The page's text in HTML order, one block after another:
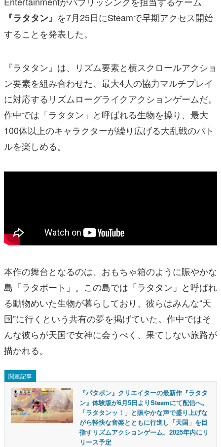
その他
電ファミニコゲーマーとは？
『ラタタン』 を7月25日にSteamで早期アクセス開始
することを発表した。
『ラタタン』は、リズム要素と横スクロールアクショ
ン要素を組み合わせた、最大4人の協力マルチプレイ
に対応するリズムローグライクアクションゲームだ。
作中では「ラタタン」と呼ばれる生物を操り、最大
100体以上のキャラクターが繰り広げる大乱戦のバト
ルを楽しめる。
本作の舞台となるのは、おもちゃ箱のように賑やかな
島「ラタポート」。この島では「ラタタン」と呼ばれ
る動物めいた生物が暮らしており、彼らはみんな“天
国”に行くという共有の夢を掲げていた。作中ではそ
んな彼らが天国で女神に会うべく、果てしない旅路が
描かれる。
関連記事
『パタポン』クリエイターの最新作『ラタタ
ン』体験版が6月5日よりSteamにて配信へ。
「ラタタンッ！」と賑やかな声で盛り上げな
がら軽快な音楽とともに行進し「天国」を目
指すリズムアクションゲーム。2025年内にリ
リース予定